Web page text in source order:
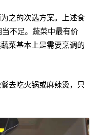
之的次选方案。上述食
不足。蔬菜中最有价
菜基本上是需要烹调的
去吃火锅或麻辣烫，只